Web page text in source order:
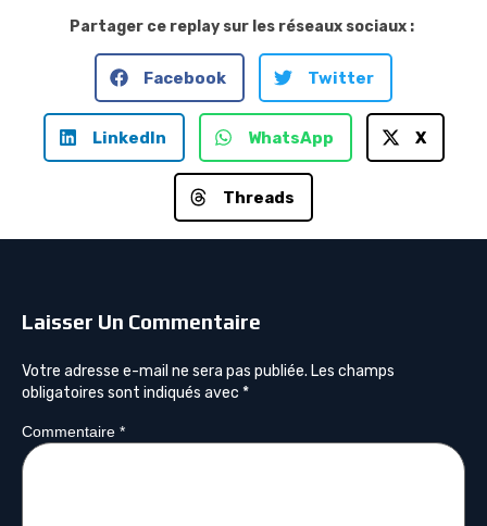
Partager ce replay sur les réseaux sociaux :
Facebook Twitter
LinkedIn WhatsApp X
Threads
Laisser Un Commentaire
Votre adresse e-mail ne sera pas publiée. Les champs
obligatoires sont indiqués avec *
Commentaire *